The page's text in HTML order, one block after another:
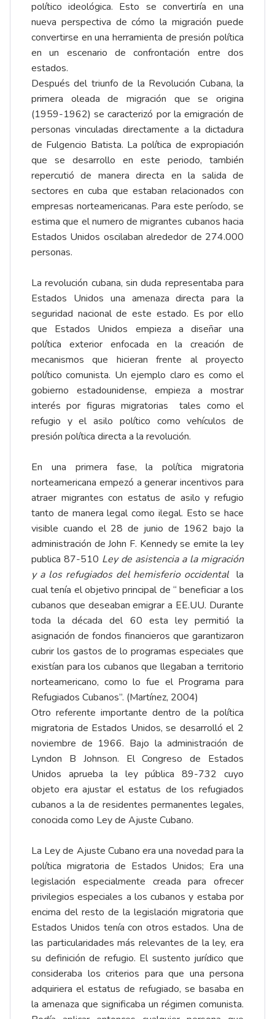
político ideológica. Esto se convertiría en una
nueva perspectiva de cómo la migración puede
convertirse en una herramienta de presión política
en un escenario de confrontación entre dos
estados.
Después del triunfo de la Revolución Cubana, la
primera oleada de migración que se origina
(1959-1962) se caracterizó por la emigración de
personas vinculadas directamente a la dictadura
de Fulgencio Batista. La política de expropiación
que se desarrollo en este periodo, también
repercutió de manera directa en la salida de
sectores en cuba que estaban relacionados con
empresas norteamericanas. Para este período, se
estima que el numero de migrantes cubanos hacia
Estados Unidos oscilaban alrededor de 274.000
personas.
La revolución cubana, sin duda representaba para
Estados Unidos una amenaza directa para la
seguridad nacional de este estado. Es por ello
que Estados Unidos empieza a diseñar una
política exterior enfocada en la creación de
mecanismos que hicieran frente al proyecto
político comunista. Un ejemplo claro es como el
gobierno estadounidense, empieza a mostrar
interés por figuras migratorias tales como el
refugio y el asilo político como vehículos de
presión política directa a la revolución.
En una primera fase, la política migratoria
norteamericana empezó a generar incentivos para
atraer migrantes con estatus de asilo y refugio
tanto de manera legal como ilegal. Esto se hace
visible cuando el 28 de junio de 1962 bajo la
administración de John F. Kennedy se emite la ley
publica 87-510 Ley de asistencia a la migración
y a los refugiados del hemisferio occidental la
cual tenía el objetivo principal de “ beneficiar a los
cubanos que deseaban emigrar a EE.UU. Durante
toda la década del 60 esta ley permitió la
asignación de fondos financieros que garantizaron
cubrir los gastos de lo programas especiales que
existían para los cubanos que llegaban a territorio
norteamericano, como lo fue el Programa para
Refugiados Cubanos”. (Martínez, 2004)
Otro referente importante dentro de la política
migratoria de Estados Unidos, se desarrolló el 2
noviembre de 1966. Bajo la administración de
Lyndon B Johnson. El Congreso de Estados
Unidos aprueba la ley pública 89-732 cuyo
objeto era ajustar el estatus de los refugiados
cubanos a la de residentes permanentes legales,
conocida como Ley de Ajuste Cubano.
La Ley de Ajuste Cubano era una novedad para la
política migratoria de Estados Unidos; Era una
legislación especialmente creada para ofrecer
privilegios especiales a los cubanos y estaba por
encima del resto de la legislación migratoria que
Estados Unidos tenía con otros estados. Una de
las particularidades más relevantes de la ley, era
su definición de refugio. El sustento jurídico que
consideraba los criterios para que una persona
adquiriera el estatus de refugiado, se basaba en
la amenaza que significaba un régimen comunista.